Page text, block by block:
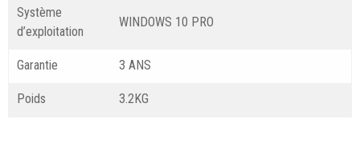
Système
d’exploitation
WINDOWS 10 PRO
Garantie 3 ANS
Poids 3.2KG